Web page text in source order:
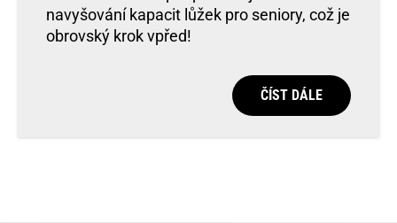
navyšování kapacit lůžek pro seniory, což je
obrovský krok vpřed!
ČÍST DÁLE